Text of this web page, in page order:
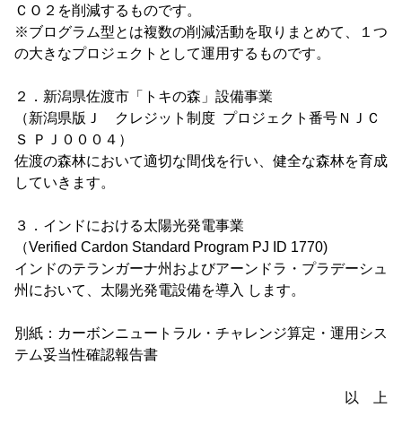
ＣＯ２を削減するものです。
※ブログラム型とは複数の削減活動を取りまとめて、１つ
の大きなプロジェクトとして運用するものです。
２．新潟県佐渡市「トキの森」設備事業
（新潟県版Ｊ クレジット制度 プロジェクト番号ＮＪＣ
Ｓ ＰＪ０００４）
佐渡の森林において適切な間伐を行い、健全な森林を育成
していきます。
３．インドにおける太陽光発電事業
（Verified Cardon Standard Program PJ ID 1770)
インドのテランガーナ州およびアーンドラ・プラデーシュ
州において、太陽光発電設備を導入 します。
別紙：カーボンニュートラル・チャレンジ算定・運用シス
テム妥当性確認報告書
以 上